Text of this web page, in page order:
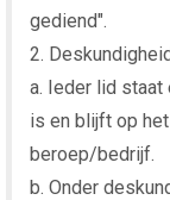
gediend".
2.
a. Ieder lid staat
is en blijft op
beroep/bedrijf.
b. Onder